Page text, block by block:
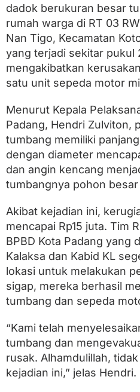
h
d
a
M
o
t
o
W
a
g
a
u
s
k
P
a
r
h
dadok berukuran besar
rumah warga di RT 03
Nan Tigo, Kecamatan
yang terjadi sekitar pukul
mengakibatkan
satu unit sepeda motor
Menurut Kepala
Padang, Hendri Zulviton,
tumbang memiliki
dengan diameter
dan angin kencang
tumbangnya pohon
Akibat kejadian ini,
mencapai Rp15 juta. Tim
BPBD Kota Padang yang
Kalaksa dan Kabid KL
lokasi untuk melakukan
sigap, mereka berhasil
tumbang dan sepeda
“Kami telah
tumbang dan
rusak. Alhamdulillah,
kejadian ini,” jelas Hendri.